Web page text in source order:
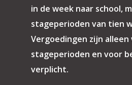
in de week naar school,
stageperioden van tien
Vergoedingen zijn alleen
stageperioden en voor
verplicht.